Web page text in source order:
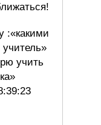
:«какими
учить